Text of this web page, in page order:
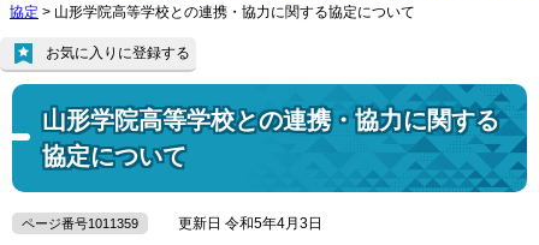
協定 > 山形学院高等学校との連携・協力に関する協定について
山形学院高等学校との連携・協力に関する
協定について
お気に入りに登録する
ページ番号1011359 更新日 令和5年4月3日